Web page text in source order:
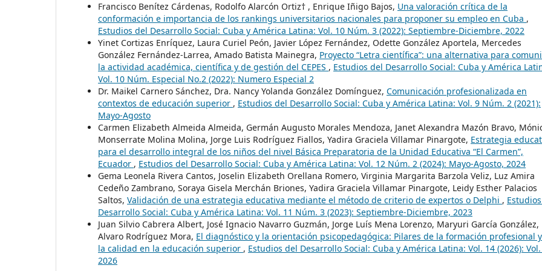
Francisco Benítez Cárdenas, Rodolfo Alarcón Ortiz† , Enrique Iñigo Bajos, Una valoración crítica de la
conformación e importancia de los rankings universitarios nacionales para proponer su empleo en Cuba ,
Estudios del Desarrollo Social: Cuba y América Latina: Vol. 10 Núm. 3 (2022): Septiembre-Diciembre, 2022
Yinet Cortizas Enríquez, Laura Curiel Peón, Javier López Fernández, Odette González Aportela, Mercedes
González Fernández-Larrea, Amado Batista Mainegra, Proyecto “Letra científica”: una alternativa para
la actividad académica, científica y de gestión del CEPES , Estudios del Desarrollo Social: Cuba y América
Vol. 10 Núm. Especial No.2 (2022): Numero Especial 2
Dr. Maikel Carnero Sánchez, Dra. Nancy Yolanda González Domínguez, Comunicación profesionalizada en
contextos de educación superior , Estudios del Desarrollo Social: Cuba y América Latina: Vol. 9 Núm. 2 (2021):
Mayo-Agosto
Carmen Elizabeth Almeida Almeida, Germán Augusto Morales Mendoza, Janet Alexandra Mazón Bravo,
Monserrate Molina Molina, Jorge Luis Rodríguez Fiallos, Yadira Graciela Villamar Pinargote, Estrategia
para el desarrollo integral de los niños del nivel Básica Preparatoria de la Unidad Educativa “El Carmen”,
Ecuador , Estudios del Desarrollo Social: Cuba y América Latina: Vol. 12 Núm. 2 (2024): Mayo-Agosto, 2024
Gema Leonela Rivera Cantos, Joselin Elizabeth Orellana Romero, Virginia Margarita Barzola Veliz, Luz Amira
Cedeño Zambrano, Soraya Gisela Merchán Briones, Yadira Graciela Villamar Pinargote, Leidy Esther Palacios
Saltos, Validación de una estrategia educativa mediante el método de criterio de expertos o Delphi ,
Desarrollo Social: Cuba y América Latina: Vol. 11 Núm. 3 (2023): Septiembre-Diciembre, 2023
Juan Silvio Cabrera Albert, José Ignacio Navarro Guzmán, Jorge Luís Mena Lorenzo, Maryuri García González,
Alvaro Rodríguez Mora, El diagnóstico y la orientación psicopedagógica: Pilares de la formación profesional
la calidad en la educación superior , Estudios del Desarrollo Social: Cuba y América Latina: Vol. 14 (2026):
2026